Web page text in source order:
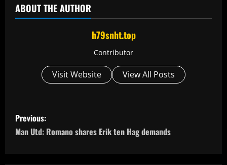
ABOUT THE AUTHOR
h79snht.top
Contributor
Visit Website View All Posts
P
o
Previous:
Man Utd: Romano shares Erik ten Hag demands